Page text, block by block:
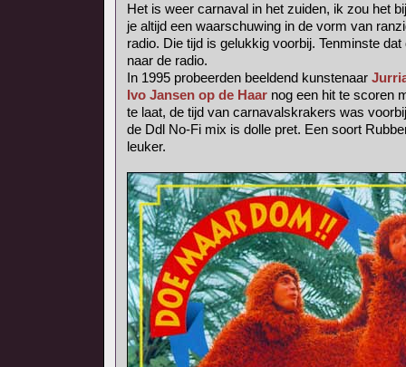
Het is weer carnaval in het zuiden, ik zou het
je altijd een waarschuwing in de vorm van
radio. Die tijd is gelukkig voorbij. Tenminste
naar de radio.
In 1995 probeerden beeldend kunstenaar
Ivo Jansen op de Haar nog een hit te scoren
te laat, de tijd van carnavalskrakers was
de Ddl No-Fi mix is dolle pret. Een soort
leuker.